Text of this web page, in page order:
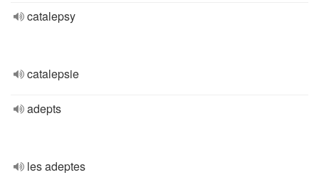
catalepsy
catalepsie
adepts
les adeptes